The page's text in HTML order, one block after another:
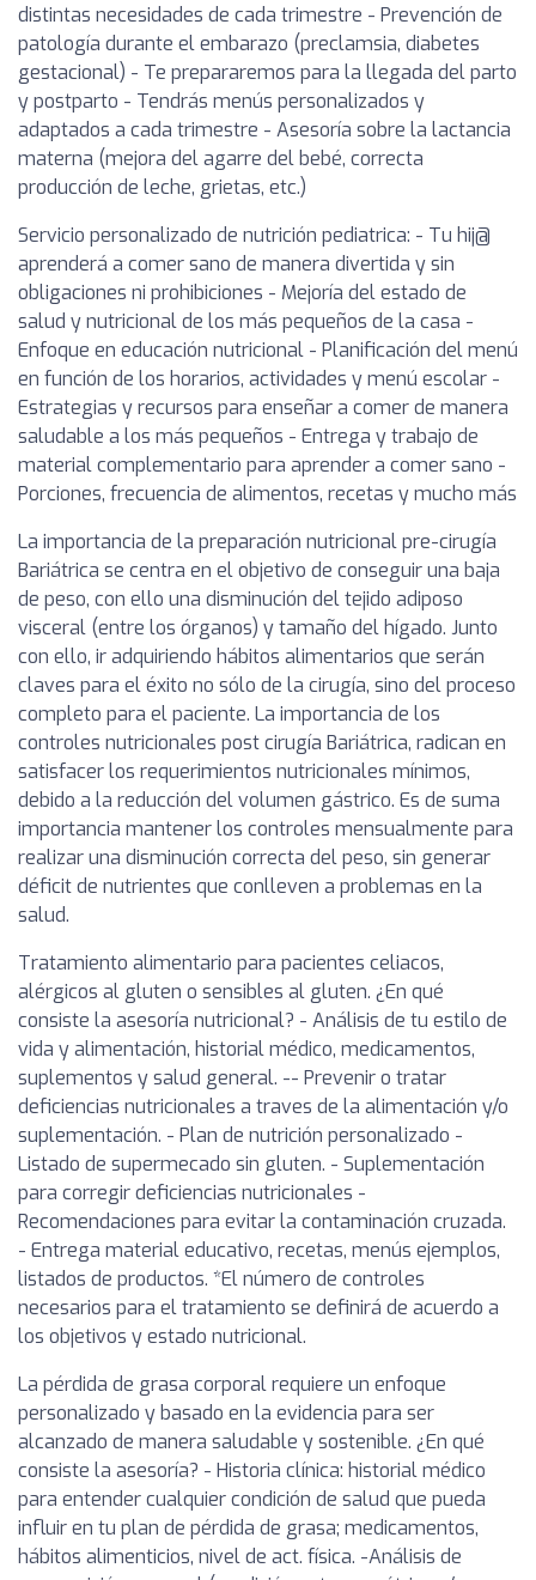
distintas necesidades de cada trimestre - Prevención de
patología durante el embarazo (preclamsia, diabetes
gestacional) - Te prepararemos para la llegada del parto
y postparto - Tendrás menús personalizados y
adaptados a cada trimestre - Asesoría sobre la lactancia
materna (mejora del agarre del bebé, correcta
producción de leche, grietas, etc.)
Servicio personalizado de nutrición pediatrica: - Tu hij@
aprenderá a comer sano de manera divertida y sin
obligaciones ni prohibiciones - Mejoría del estado de
salud y nutricional de los más pequeños de la casa -
Enfoque en educación nutricional - Planificación del menú
en función de los horarios, actividades y menú escolar -
Estrategias y recursos para enseñar a comer de manera
saludable a los más pequeños - Entrega y trabajo de
material complementario para aprender a comer sano -
Porciones, frecuencia de alimentos, recetas y mucho más
La importancia de la preparación nutricional pre-cirugía
Bariátrica se centra en el objetivo de conseguir una baja
de peso, con ello una disminución del tejido adiposo
visceral (entre los órganos) y tamaño del hígado. Junto
con ello, ir adquiriendo hábitos alimentarios que serán
claves para el éxito no sólo de la cirugía, sino del proceso
completo para el paciente. La importancia de los
controles nutricionales post cirugía Bariátrica, radican en
satisfacer los requerimientos nutricionales mínimos,
debido a la reducción del volumen gástrico. Es de suma
importancia mantener los controles mensualmente para
realizar una disminución correcta del peso, sin generar
déficit de nutrientes que conlleven a problemas en la
salud.
Tratamiento alimentario para pacientes celiacos,
alérgicos al gluten o sensibles al gluten. ¿En qué
consiste la asesoría nutricional? - Análisis de tu estilo de
vida y alimentación, historial médico, medicamentos,
suplementos y salud general. -- Prevenir o tratar
deficiencias nutricionales a traves de la alimentación y/o
suplementación. - Plan de nutrición personalizado -
Listado de supermecado sin gluten. - Suplementación
para corregir deficiencias nutricionales -
Recomendaciones para evitar la contaminación cruzada.
- Entrega material educativo, recetas, menús ejemplos,
listados de productos. *El número de controles
necesarios para el tratamiento se definirá de acuerdo a
los objetivos y estado nutricional.
La pérdida de grasa corporal requiere un enfoque
personalizado y basado en la evidencia para ser
alcanzado de manera saludable y sostenible. ¿En qué
consiste la asesoría? - Historia clínica: historial médico
para entender cualquier condición de salud que pueda
influir en tu plan de pérdida de grasa; medicamentos,
hábitos alimenticios, nivel de act. física. -Análisis de